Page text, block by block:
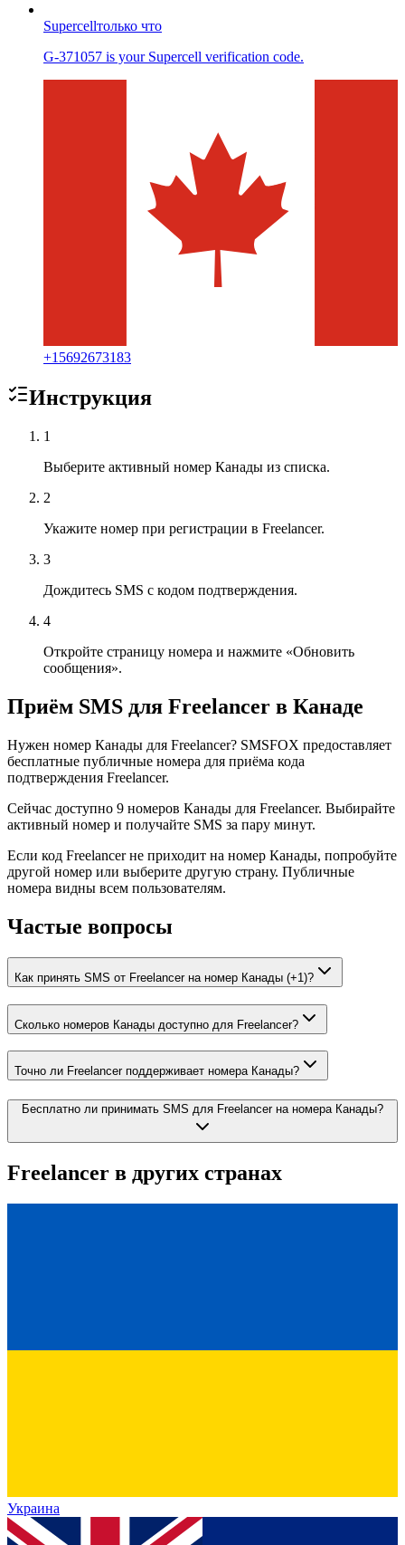
Supercellтолько что
G-371057 is your Supercell verification code.
+15692673183
Инструкция
1
Выберите активный номер Канады из списка.
2
Укажите номер при регистрации в Freelancer.
3
Дождитесь SMS с кодом подтверждения.
4
Откройте страницу номера и нажмите «Обновить
сообщения».
Приём SMS для Freelancer в Канаде
Нужен номер Канады для Freelancer? SMSFOX предоставляет
бесплатные публичные номера для приёма кода
подтверждения Freelancer.
Сейчас доступно 9 номеров Канады для Freelancer. Выбирайте
активный номер и получайте SMS за пару минут.
Если код Freelancer не приходит на номер Канады, попробуйте
другой номер или выберите другую страну. Публичные
номера видны всем пользователям.
Частые вопросы
Как принять SMS от Freelancer на номер Канады (+1)?
Сколько номеров Канады доступно для Freelancer?
Точно ли Freelancer поддерживает номера Канады?
Бесплатно ли принимать SMS для Freelancer на номера Канады?
Freelancer в других странах
Украина